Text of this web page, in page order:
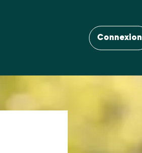
Connexion